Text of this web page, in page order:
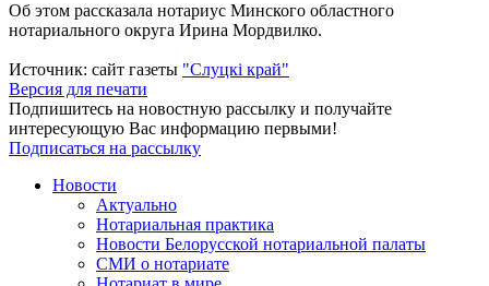
Об этом рассказала нотариус Минского областного
нотариального округа Ирина Мордвилко.
Источник: сайт газеты "Слуцкі край"
Версия для печати
Подпишитесь на новостную рассылку и получайте
интересующую Вас информацию первыми!
Подписаться на рассылку
Новости
Актуально
Нотариальная практика
Новости Белорусской нотариальной палаты
СМИ о нотариате